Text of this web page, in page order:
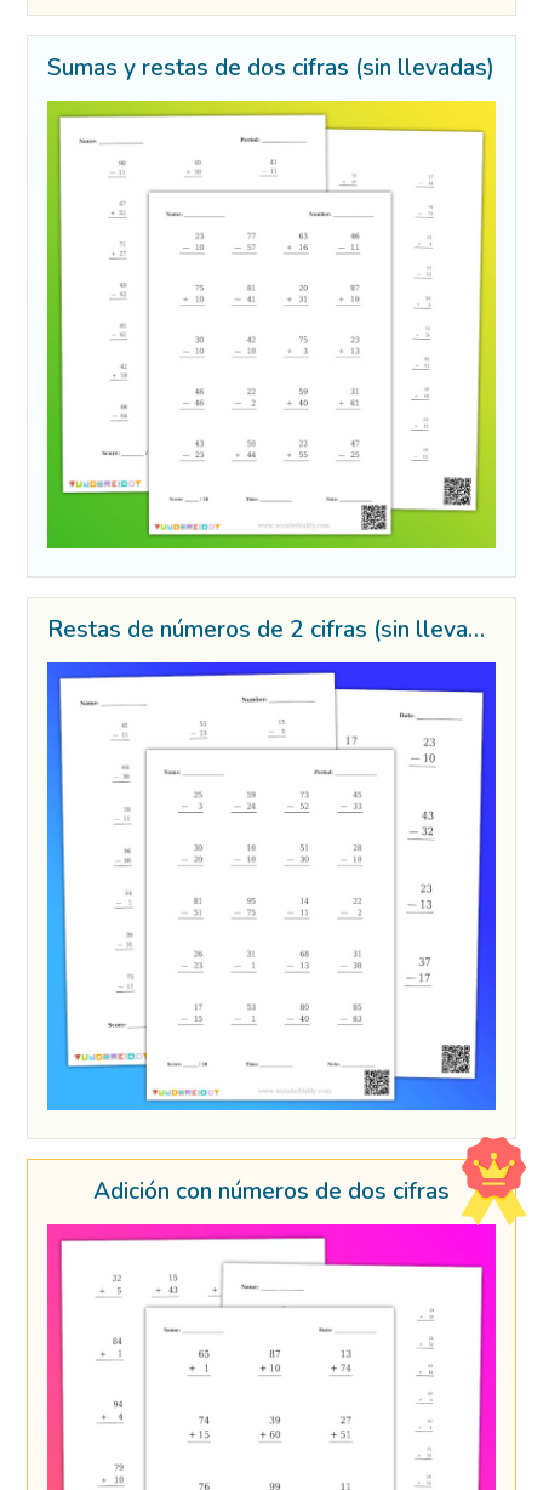
Sumas y restas de dos cifras (sin llevadas)
Restas de números de 2 cifras (sin llevadas)
Adición con números de dos cifras